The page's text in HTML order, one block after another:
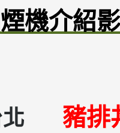
機介紹
北 豬